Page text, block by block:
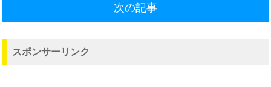
次の記事
スポンサーリンク